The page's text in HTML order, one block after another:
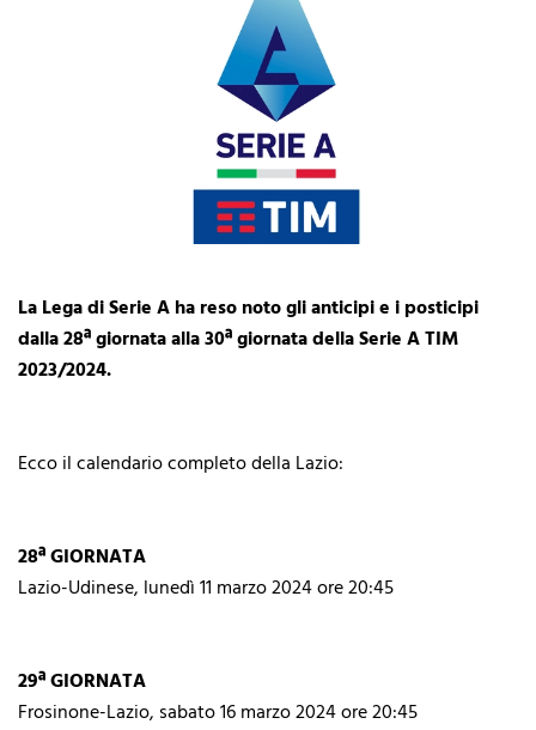
La Lega di Serie A ha reso noto gli anticipi e i posticipi
dalla 28ª giornata alla 30ª giornata della Serie A TIM
2023/2024.
Ecco il calendario completo della Lazio:
28ª GIORNATA
Lazio-Udinese, lunedì 11 marzo 2024 ore 20:45
29ª GIORNATA
Frosinone-Lazio, sabato 16 marzo 2024 ore 20:45